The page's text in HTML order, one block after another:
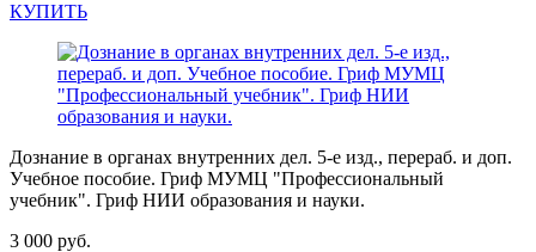
КУПИТЬ
Дознание в органах внутренних дел. 5-е изд., перераб. и доп.
Учебное пособие. Гриф МУМЦ "Профессиональный
учебник". Гриф НИИ образования и науки.
3 000 руб.